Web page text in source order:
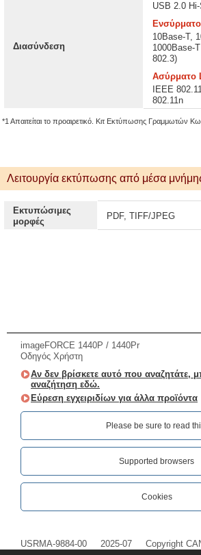
Διασύνδεση
USB 2.0
10Base-T,
1000Base-
802.3)
Ασύρματο
IEEE
802.11n
*1 Απαιτείται το προαιρετικό. Κιτ Εκτύπωσης Γραμμωτών
Λειτουργία εκτύπωσης από μέσα
Εκτυπώσιμες
μορφές
PDF, TIFF/JPEG
imageFORCE 1440P / 1440Pr
Οδηγός Χρήστη
Αν δεν βρίσκετε αυτό που αναζητάτε,
αναζήτηση εδώ.
Εύρεση εγχειριδίων για άλλα προϊόντα
Please be sure to read
Supported browsers
Cookies
USRMA-9884-00 2025-07 Copyright